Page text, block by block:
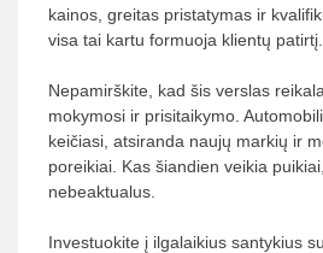
kainos, greitas pristatymas ir
visa tai kartu formuoja klientų patirtį.
Nepamirškite, kad šis verslas
mokymosi ir prisitaikymo.
keičiasi, atsiranda naujų markių ir
poreikiai. Kas šiandien veikia
nebeaktualus.
Investuokite į ilgalaikius santykius